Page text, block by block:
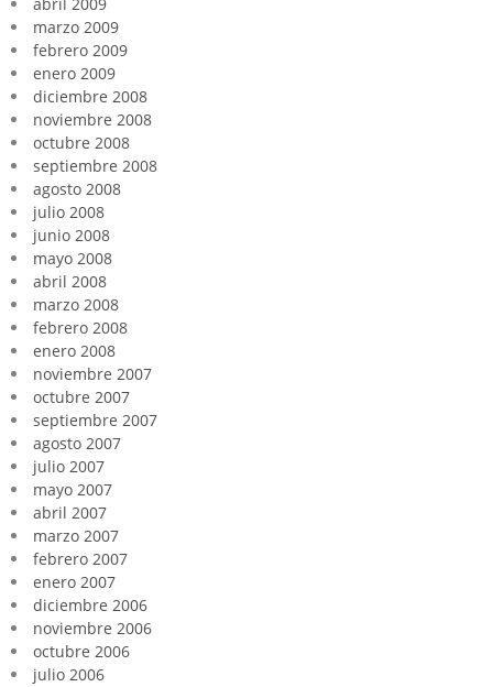
abril 2009
marzo 2009
febrero 2009
enero 2009
diciembre 2008
noviembre 2008
octubre 2008
septiembre 2008
agosto 2008
julio 2008
junio 2008
mayo 2008
abril 2008
marzo 2008
febrero 2008
enero 2008
noviembre 2007
octubre 2007
septiembre 2007
agosto 2007
julio 2007
mayo 2007
abril 2007
marzo 2007
febrero 2007
enero 2007
diciembre 2006
noviembre 2006
octubre 2006
julio 2006